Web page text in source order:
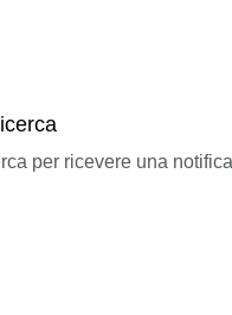
per ricevere una